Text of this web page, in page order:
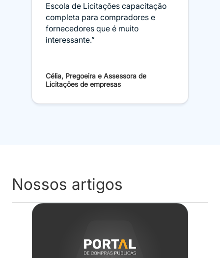
Escola de Licitações capacitação
completa para compradores e
fornecedores que é muito
interessante.”
Célia, Pregoeira e Assessora de
Licitações de empresas
Nossos artigos